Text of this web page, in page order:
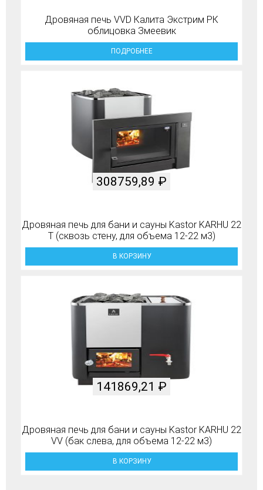
Дровяная печь VVD Калита Экстрим РК
облицовка Змеевик
ПОДРОБНЕЕ
Дровяная печь для бани и сауны Kastor KARHU 22
T (сквозь стену, для объема 12-22 м3)
308759,89 ₽
В КОРЗИНУ
Дровяная печь для бани и сауны Kastor KARHU 22
VV (бак слева, для объема 12-22 м3)
141869,21 ₽
В КОРЗИНУ